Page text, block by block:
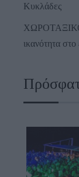
Κυκλάδες
ικανότητα στο